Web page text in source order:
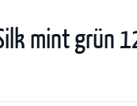
mint grün